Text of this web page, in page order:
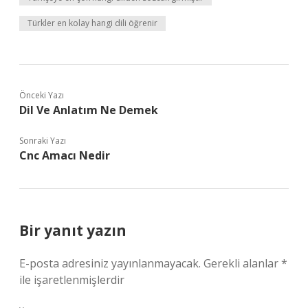
Türkler en kolay hangi dili öğrenir
Önceki Yazı
Dil Ve Anlatım Ne Demek
Sonraki Yazı
Cnc Amacı Nedir
Bir yanıt yazın
E-posta adresiniz yayınlanmayacak. Gerekli alanlar*
ile işaretlenmişlerdir